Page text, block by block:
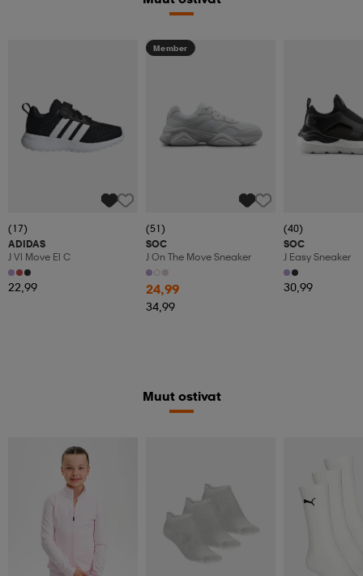
(17)
ADIDAS
J Vl Move El C
22,99
Member
(51)
SOC
J On The Move Sneaker
24,99
34,99
(40)
SOC
J Easy Sneaker
30,99
Muut ostivat